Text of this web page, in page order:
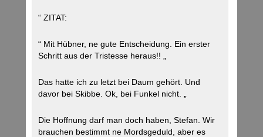
“ ZITAT:
“ Mit Hübner, ne gute Entscheidung. Ein erster
Schritt aus der Tristesse heraus!! „
Das hatte ich zu letzt bei Daum gehört. Und
davor bei Skibbe. Ok, bei Funkel nicht. „
Die Hoffnung darf man doch haben, Stefan. Wir
brauchen bestimmt ne Mordsgeduld, aber es